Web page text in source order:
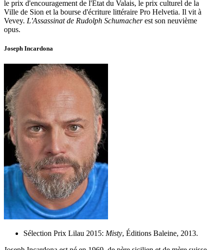
le prix d'encouragement de l'Etat du Valais, le prix culturel de la
Ville de Sion et la bourse d'écriture littéraire Pro Helvetia. Il vit à
Vevey. L'Assassinat de Rudolph Schumacherest son neuvième
opus.
Joseph Incardona
Sélection Prix Lilau 2015: Misty, Éditions Baleine, 2013.